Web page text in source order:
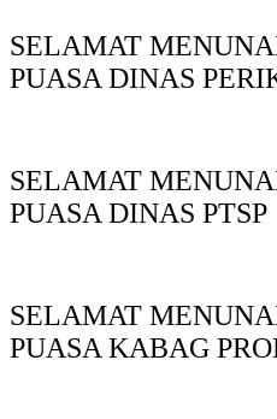
SELAMAT
PUASA DINAS
SELAMAT
PUASA DINAS PTSP
SELAMAT
PUASA KABAG